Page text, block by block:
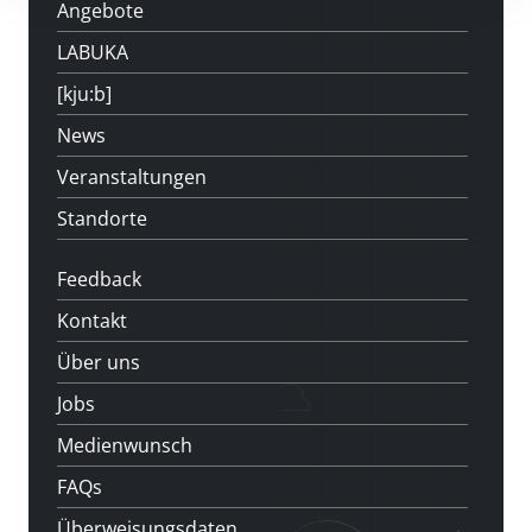
Angebote
LABUKA
[kju:b]
News
Veranstaltungen
Standorte
Feedback
Kontakt
Über uns
Jobs
Medienwunsch
FAQs